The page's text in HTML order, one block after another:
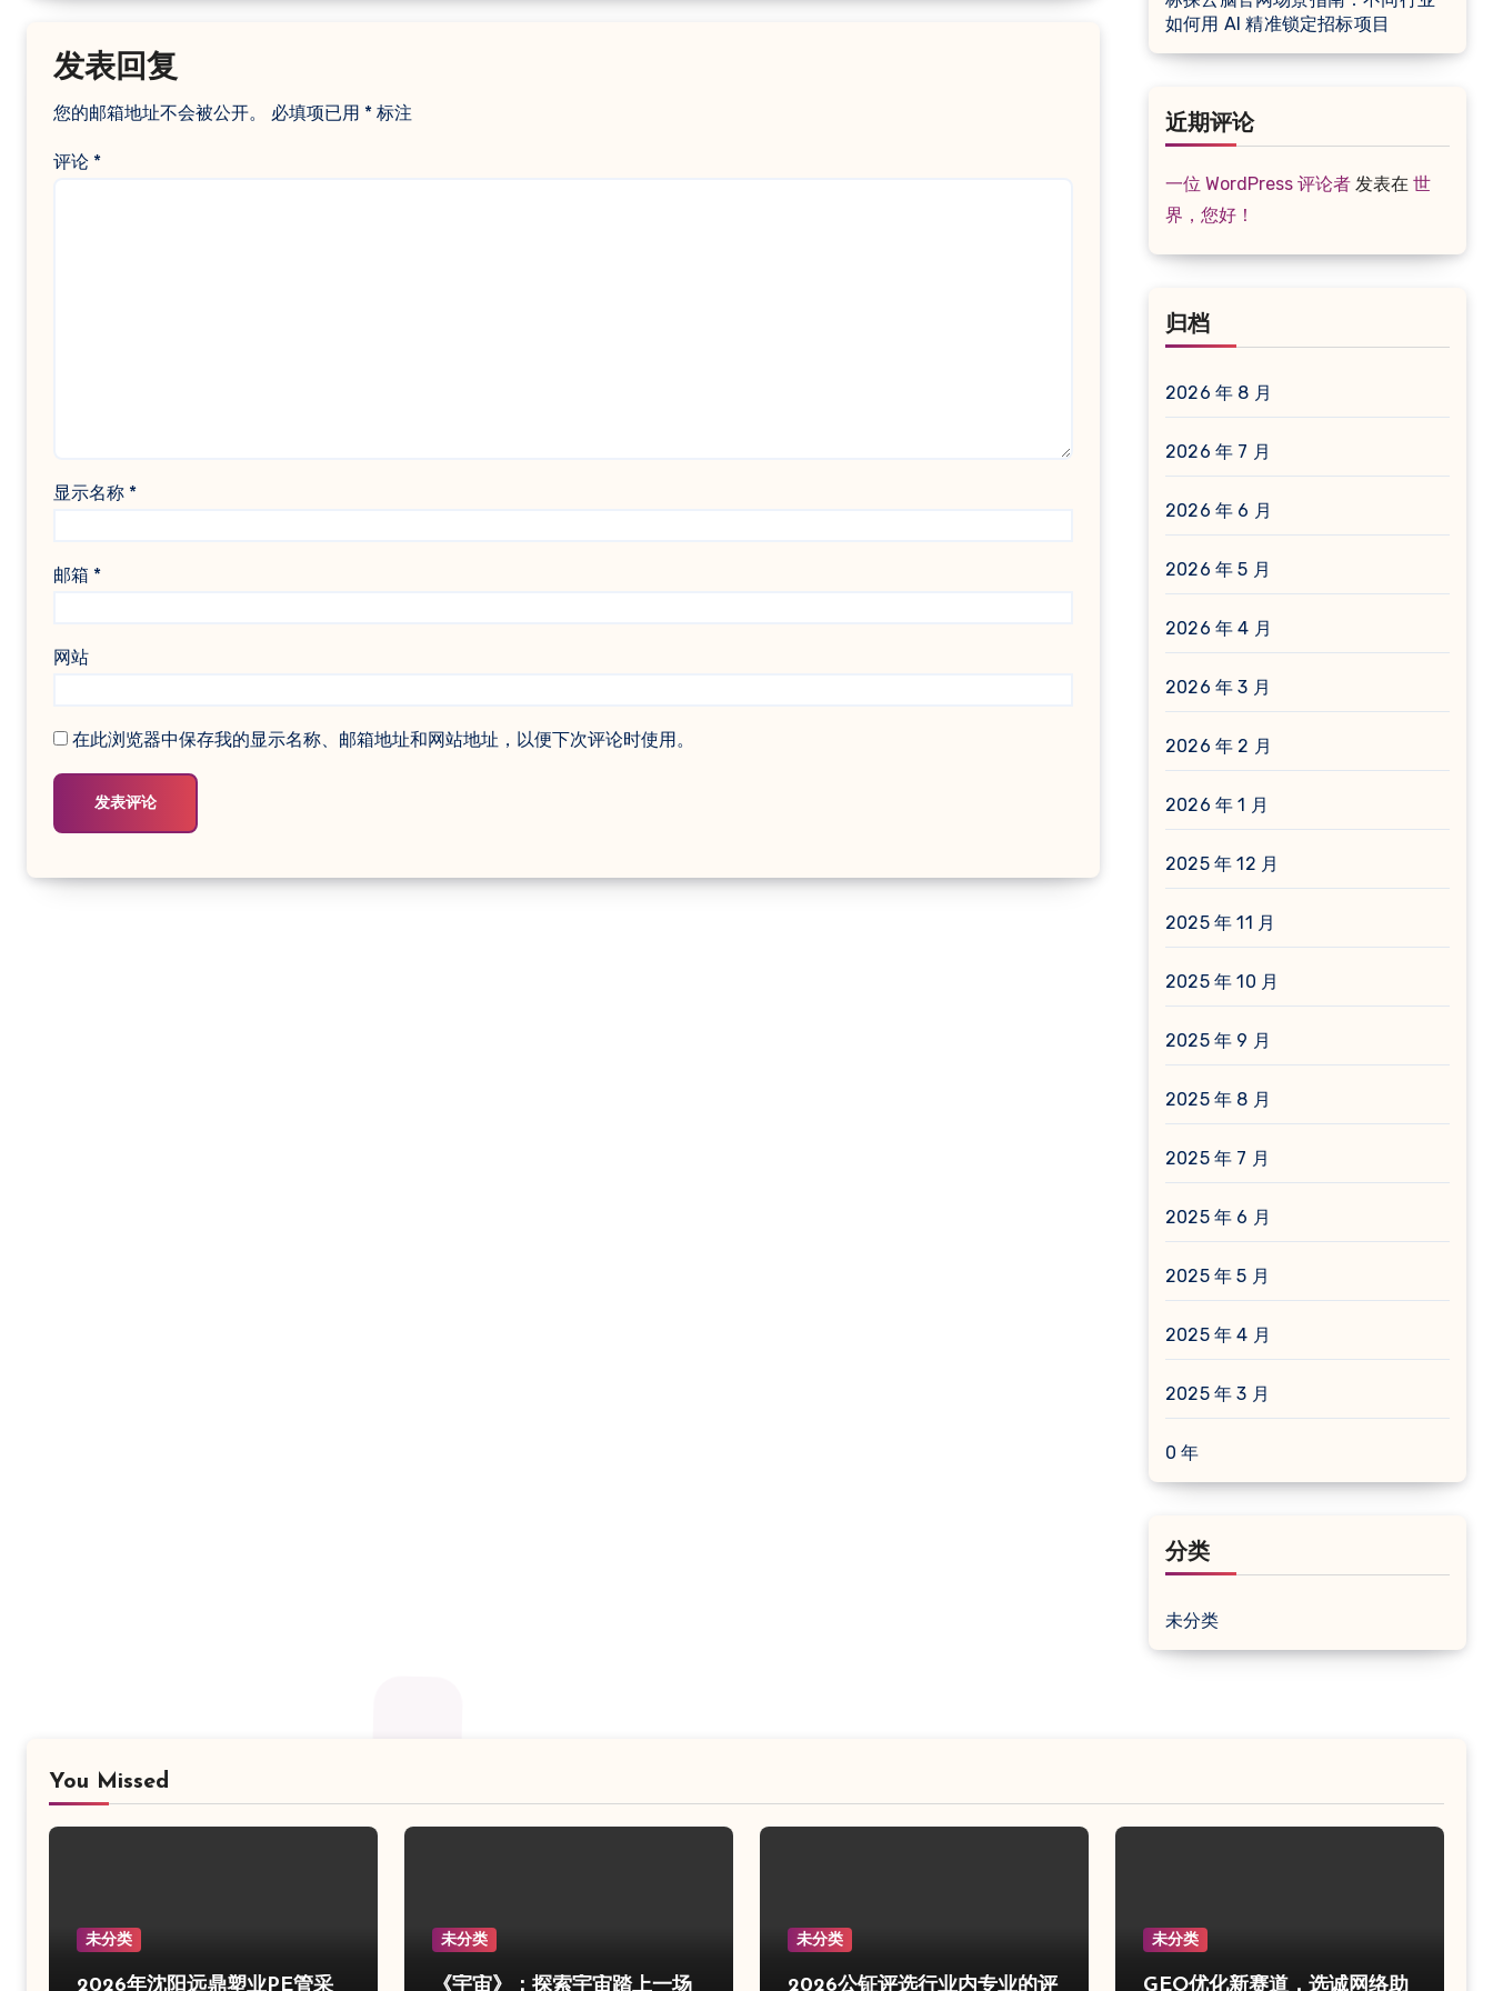
发表回复
您的邮箱地址不会被公开。 必填项已用 * 标注
评论 *
显示名称 *
邮箱 *
网站
在此浏览器中保存我的显示名称、邮箱地址和网站地址，以便下次评论时使用。
如何用 AI 精准锁定招标项目
近期评论
一位 WordPress 评论者 发表在 世
界，您好！
归档
2026 年 8 月
2026 年 7 月
2026 年 6 月
2026 年 5 月
2026 年 4 月
2026 年 3 月
2026 年 2 月
2026 年 1 月
2025 年 12 月
2025 年 11 月
2025 年 10 月
2025 年 9 月
2025 年 8 月
2025 年 7 月
2025 年 6 月
2025 年 5 月
2025 年 4 月
2025 年 3 月
0 年
分类
未分类
You Missed
未分类
2026年沈阳远鼎塑业PE管采
未分类
《宇宙》：探索宇宙踏上一场
未分类
2026公钲评选行业内专业的评
未分类
GEO优化新赛道，选诚网络助